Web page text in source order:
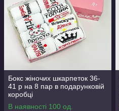
Бокс жіночих шкарпеток 36-
41 р на 8 пар в подарунковій
коробці
В наявності 100 од.